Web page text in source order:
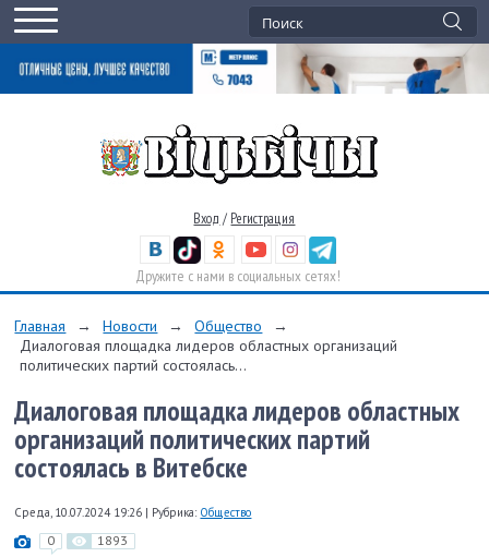
Вход / Регистрация
Дружите с нами в социальных сетях!
Главная → Новости → Общество
→
Диалоговая площадка лидеров областных организаций
политических партий состоялась...
Диалоговая площадка лидеров областных
организаций политических партий
состоялась в Витебске
Среда, 10.07.2024 19:26 | Рубрика: Общество
0 1893